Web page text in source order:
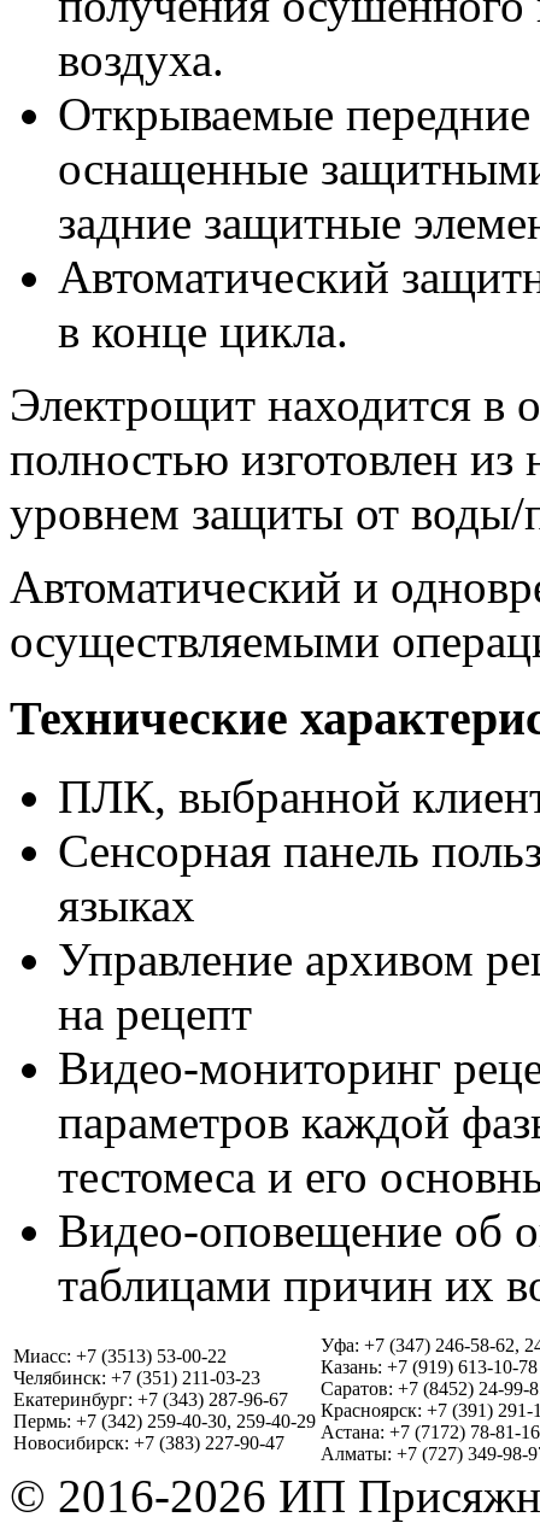
воздуха.
Открываемые
оснащенные
задние защитные
Автоматический
в конце цикла.
Электрощит находится в
полностью изготовлен
уровнем защиты от
Автоматический и
осуществляемыми
Технические
ПЛК, выбранной
Сенсорная панель
языках
Управление архивом
на рецепт
Видео-мониторинг
параметров каждой
тестомеса и его
Видео-оповещение об
таблицами причин их
Миасс: +7 (3513) 53-00-22
Челябинск: +7 (351) 211-03-23
Екатеринбург: +7 (343) 287-96-67
Пермь: +7 (342) 259-40-30, 259-40-29
Новосибирск: +7 (383) 227-90-47
Уфа: +7 (347) 246-58-62,
Казань: +7 (919) 613-10-78
Саратов: +7 (8452) 24-99-
Красноярск: +7 (391) 291-
Астана: +7 (7172) 78-81-16
Алматы: +7 (727) 349-98-
© 2016-2026 ИП